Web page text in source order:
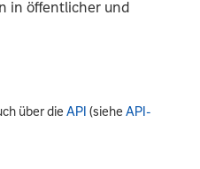
in öffentlicher und
über dieAPI (sieheAPI-